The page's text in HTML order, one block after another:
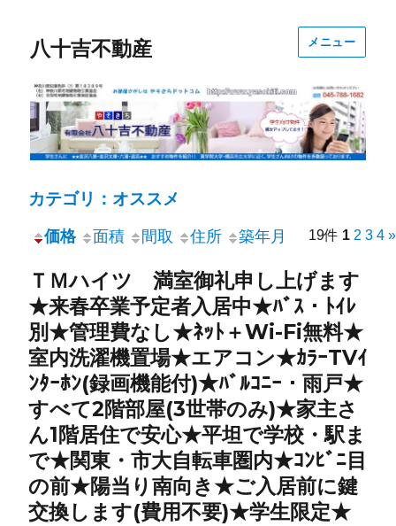
八十吉不動産 メニュー
カテゴリ：オススメ
価格 面積 間取 住所 築年月 19件 1 2 3 4 »
ＴＭハイツ 満室御礼申し上げます
★来春卒業予定者入居中★ﾊﾞｽ・ﾄｲﾚ
別★管理費なし★ﾈｯﾄ＋Wi-Fi無料★
室内洗濯機置場★エアコン★ｶﾗｰTVｲ
ﾝﾀｰﾎﾝ(録画機能付)★ﾊﾞﾙｺﾆｰ・雨戸★
すべて2階部屋(3世帯のみ)★家主さ
ん1階居住で安心★平坦で学校・駅ま
で★関東・市大自転車圏内★ｺﾝﾋﾞﾆ目
の前★陽当り南向き★ご入居前に鍵
交換します(費用不要)★学生限定★